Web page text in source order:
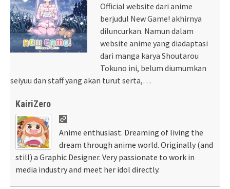
Official website dari anime
berjudul New Game! akhirnya
diluncurkan. Namun dalam
website anime yang diadaptasi
dari manga karya Shoutarou
Tokuno ini, belum diumumkan
seiyuu dan staff yang akan turut serta,…
KairiZero
Anime enthusiast. Dreaming of living the
dream through anime world. Originally (and
still) a Graphic Designer. Very passionate to work in
media industry and meet her idol directly.